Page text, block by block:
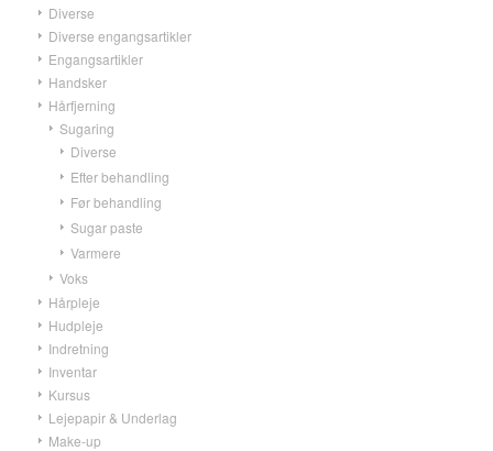
Diverse
Diverse engangsartikler
Engangsartikler
Handsker
Hårfjerning
Sugaring
Diverse
Efter behandling
Før behandling
Sugar paste
Varmere
Voks
Hårpleje
Hudpleje
Indretning
Inventar
Kursus
Lejepapir & Underlag
Make-up